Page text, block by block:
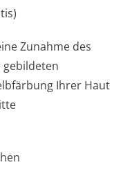
Zunahme des
gebildeten
Ihrer Haut